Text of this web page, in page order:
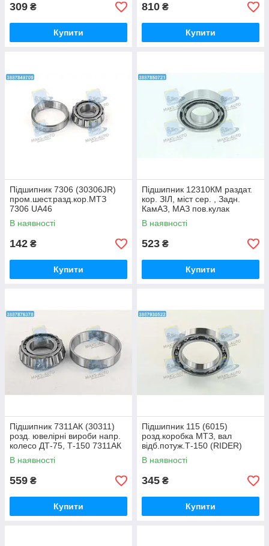
309 ₴
Купити
810 ₴
Купити
Підшипник 7306 (30306JR)
пром.шест.разд.кор.МТЗ
7306 UA46
В наявності
142 ₴
Купити
Підшипник 12310КМ раздат.
кор. ЗІЛ, міст сер. , Задн.
КамАЗ, МАЗ пов.кулак
12310КМ UA46
В наявності
523 ₴
Купити
Підшипник 7311АК (30311)
розд. ювелірні вироби напр.
колесо ДТ-75, Т-150 7311АК
(30311) UA46
В наявності
559 ₴
Купити
Підшипник 115 (6015)
розд.коробка МТЗ, вал
відб.потуж.Т-150 (RIDER)
115А UA46
В наявності
345 ₴
Купити